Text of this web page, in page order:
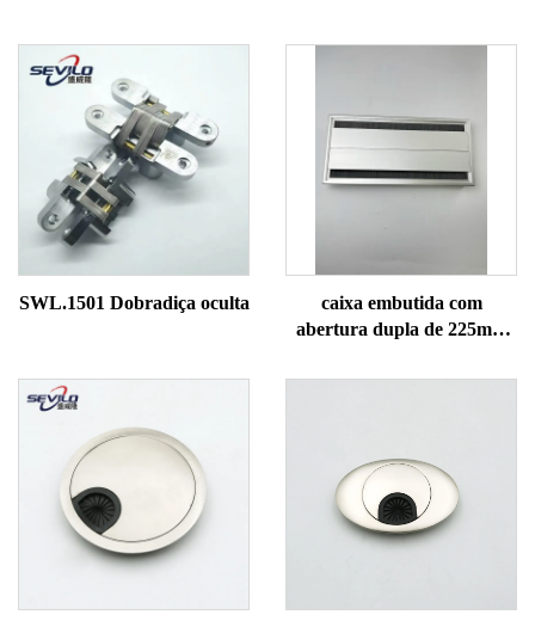
SWL.1501 Dobradiça oculta
caixa embutida com
abertura dupla de 225mm